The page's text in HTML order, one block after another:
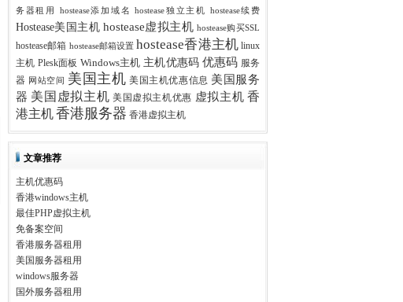
务器租用
hostease添加域名 hostease独立主机 hostease续费
Hostease美国主机 hostease虚拟主机 hostease购买SSL
hostease邮箱 hostease邮箱设置 hostease香港主机 linux
主机 Plesk面板 Windows主机 主机优惠码 优惠码 服务
器 网站空间 美国主机 美国主机优惠信息 美国服务
器 美国虚拟主机 美国虚拟主机优惠 虚拟主机 香
港主机香港服务器 香港虚拟主机
文章推荐
主机优惠码
香港windows主机
最佳PHP虚拟主机
免备案空间
香港服务器租用
美国服务器租用
windows服务器
国外服务器租用